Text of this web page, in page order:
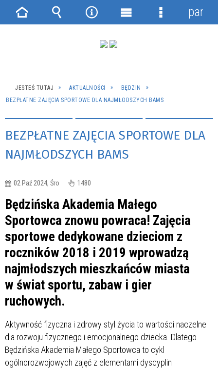
JESTEŚ TUTAJ AKTUALNOŚCI
BĘDZIN
BEZPŁATNE ZAJĘCIA SPORTOWE DLA NAJMŁODSZYCH BAMS
BEZPŁATNE ZAJĘCIA SPORTOWE DLA
NAJMŁODSZYCH BAMS
02 Paź 2024, Śro 1480
Będzińska Akademia Małego
Sportowca znowu powraca! Zajęcia
sportowe dedykowane dzieciom z
roczników 2018 i 2019 wprowadzą
najmłodszych mieszkańców miasta
w świat sportu, zabaw i gier
ruchowych.
Aktywność fizyczna i zdrowy styl życia to wartości naczelne
dla rozwoju fizycznego i emocjonalnego dziecka. Dlatego
Będzińska Akademia Małego Sportowca to cykl
ogólnorozwojowych zajęć z elementami dyscyplin
Strona Wyszukiwarka
NarzędziaMenu
Menu
panel